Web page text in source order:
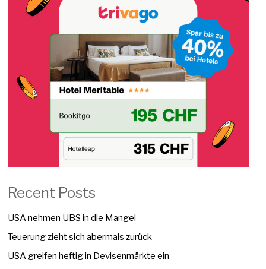
Recent Posts
USA nehmen UBS in die Mangel
Teuerung zieht sich abermals zurück
USA greifen heftig in Devisenmärkte ein